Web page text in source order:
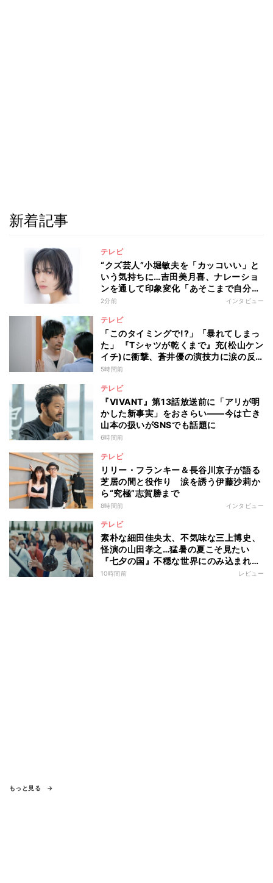
新着記事
テレビ
“クズ芸人”小堀敏夫を「カッコいい」と
いう気持ちに…吉田美月喜、ナレーショ
ンを通して印象変化「あそこまで自分に
正直に生きられる人は、なかなかいな
2分前 インタビュー
テレビ
「このタイミングで!?」「暴れてしまっ
た」 『Tシャツが乾くまで』充(松山ケン
イチ)に衝撃、蒼井優の演技力に涙の反
響も
5時間前
テレビ
『VIVANT』第13話放送前に「アリが明
かした新事実」をおさらい――今は亡き
山本の扱いがSNSでも話題に
6時間前
テレビ
リリー・フランキー＆長谷川京子が語る
芝居の間と役作り 涙を誘う伊藤沙莉か
ら“究極”志賀勝まで
8時間前 インタビュー
テレビ
素朴な細田佳央太、不気味な三上博史、
怪演の山田孝之…猛暑の夏こそ見たい
『七夕の国』不穏な世界にのみ込まれる
超常ミステリー
10時間前 レビュー
もっと見る